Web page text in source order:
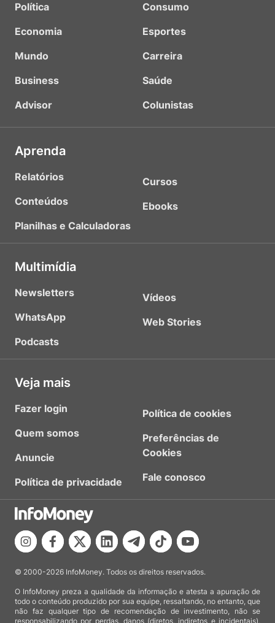
Política
Economia
Mundo
Business
Advisor
Consumo
Esportes
Carreira
Saúde
Colunistas
Aprenda
Relatórios
Conteúdos
Planilhas e Calculadoras
Cursos
Ebooks
Multimídia
Newsletters
WhatsApp
Podcasts
Vídeos
Web Stories
Veja mais
Fazer login
Quem somos
Anuncie
Política de privacidade
Política de cookies
Preferências de
Cookies
Fale conosco
© 2000-2026 InfoMoney. Todos os direitos reservados.
O InfoMoney preza a qualidade da informação e atesta a apuração de
todo o conteúdo produzido por sua equipe, ressaltando, no entanto, que
não faz qualquer tipo de recomendação de investimento, não se
responsabilizando por perdas, danos (diretos, indiretos e incidentais),